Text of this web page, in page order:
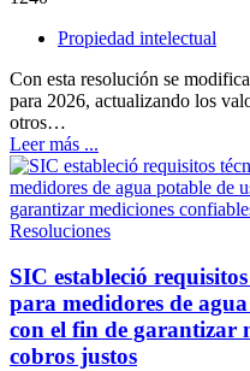
Propiedad intelectual
Con esta resolución se
para 2026, actualizando los
otros…
Leer más ...
Resoluciones
SIC estableció
para medidores de
con el fin de garantizar
cobros justos